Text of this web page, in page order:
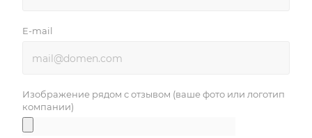
E-mail
Изображение рядом с отзывом (ваше фото или логотип
компании)